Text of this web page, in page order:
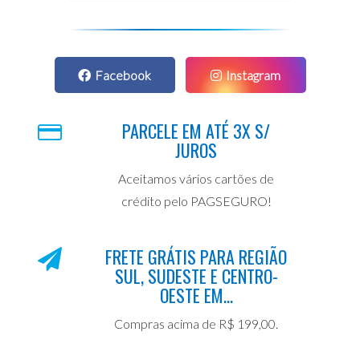
Facebook Instagram
PARCELE EM ATÉ 3X S/
JUROS
Aceitamos vários cartões de
crédito pelo PAGSEGURO!
FRETE GRÁTIS PARA REGIÃO
SUL, SUDESTE E CENTRO-
OESTE EM...
Compras acima de R$ 199,00.